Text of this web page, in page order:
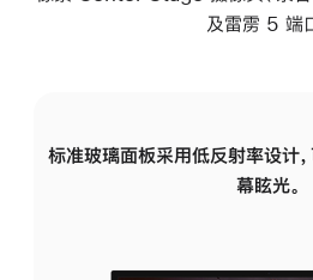
及雷雳 5 端
标准玻璃面板采用低反射率设计
幕眩光。